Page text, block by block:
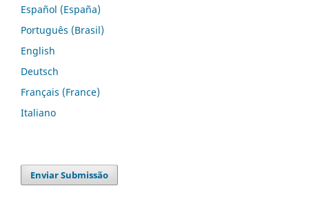
Español (España)
Português (Brasil)
English
Deutsch
Français (France)
Italiano
Enviar Submissão